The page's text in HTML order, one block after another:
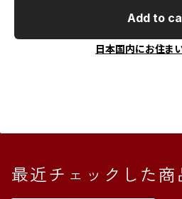
Add to
日本国内にお住ま
最近チェックした商